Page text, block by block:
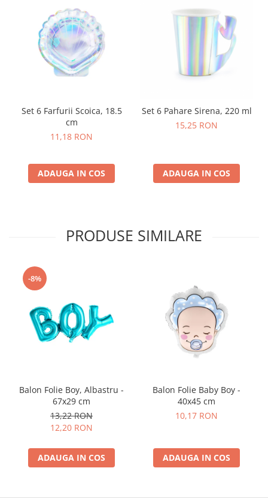
Set 6 Farfurii Scoica, 18.5
cm
11,18 RON
ADAUGA IN COS
Set 6 Pahare Sirena, 220 ml
15,25 RON
ADAUGA IN COS
PRODUSE SIMILARE
-8%
Balon Folie Boy, Albastru -
67x29 cm
13,22 RON
12,20 RON
ADAUGA IN COS
Balon Folie Baby Boy -
40x45 cm
10,17 RON
ADAUGA IN COS